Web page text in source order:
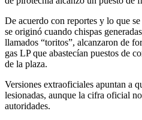
De acuerdo con reportes y lo que
se originó cuando chispas
llamados “toritos”, alcanzaron de
gas LP que abastecían puestos de
de la plaza.
Versiones extraoficiales apuntan a
lesionadas, aunque la cifra oficial
autoridades.